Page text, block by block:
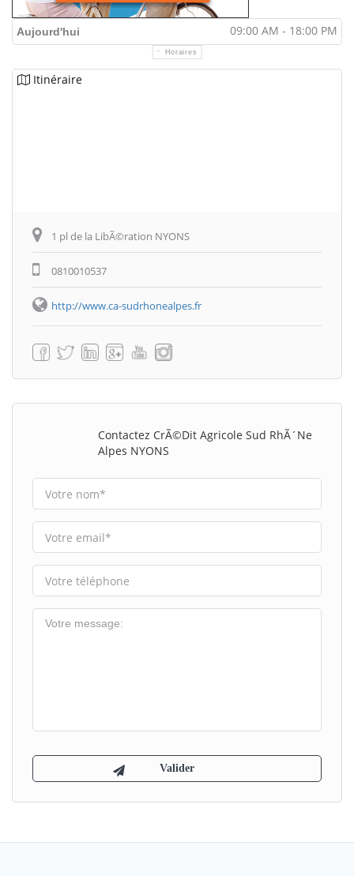
Aujourd'hui 09:00 AM - 18:00 PM
Horaires
Itinéraire
1 pl de la LibÃ©ration NYONS
0810010537
http://www.ca-sudrhonealpes.fr
Contactez CrÃ©dit Agricole Sud RhÃ´ne
Alpes NYONS